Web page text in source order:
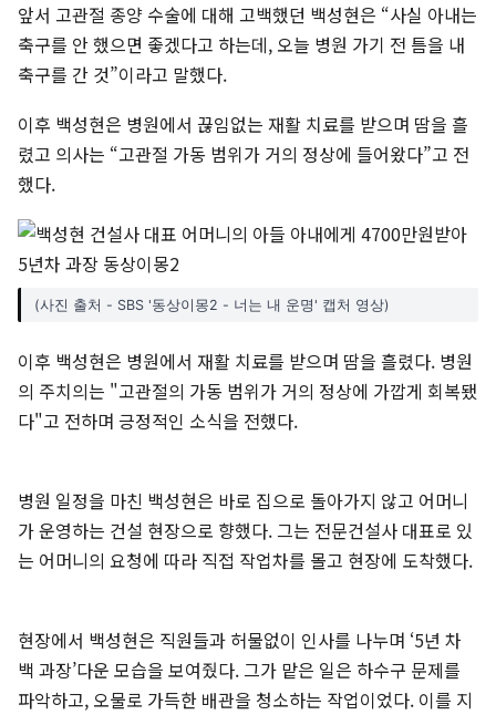
앞서 고관절 종양 수술에 대해 고백했던 백성현은 “사실 아내는
축구를 안 했으면 좋겠다고 하는데, 오늘 병원 가기 전 틈을 내
축구를 간 것”이라고 말했다.
이후 백성현은 병원에서 끊임없는 재활 치료를 받으며 땀을 흘
렸고 의사는 “고관절 가동 범위가 거의 정상에 들어왔다”고 전
했다.
(사진 출처 - SBS '동상이몽2 - 너는 내 운명' 캡처 영상)
이후 백성현은 병원에서 재활 치료를 받으며 땀을 흘렸다. 병원
의 주치의는 "고관절의 가동 범위가 거의 정상에 가깝게 회복됐
다"고 전하며 긍정적인 소식을 전했다.
병원 일정을 마친 백성현은 바로 집으로 돌아가지 않고 어머니
가 운영하는 건설 현장으로 향했다. 그는 전문건설사 대표로 있
는 어머니의 요청에 따라 직접 작업차를 몰고 현장에 도착했다.
현장에서 백성현은 직원들과 허물없이 인사를 나누며 ‘5년 차
백 과장’다운 모습을 보여줬다. 그가 맡은 일은 하수구 문제를
파악하고, 오물로 가득한 배관을 청소하는 작업이었다. 이를 지